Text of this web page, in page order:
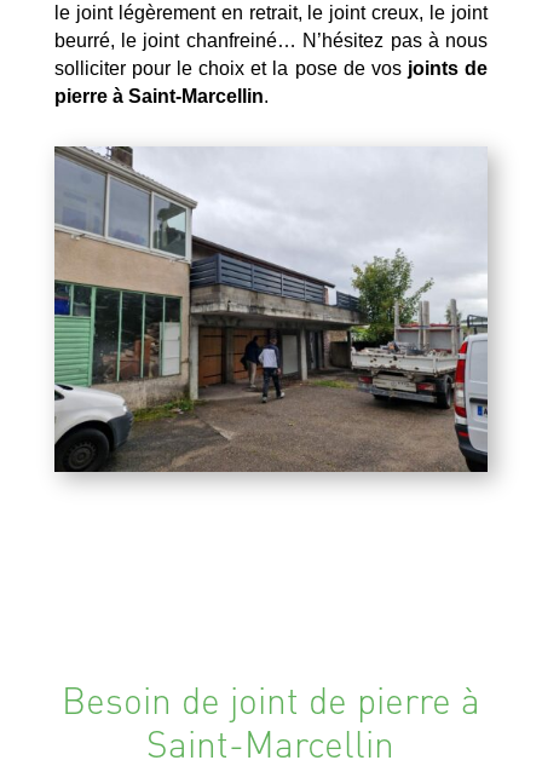
le joint légèrement en retrait, le joint creux, le joint
beurré, le joint chanfreiné… N’hésitez pas à nous
solliciter pour le choix et la pose de vos joints de
pierre à Saint-Marcellin.
Besoin de joint de pierre à
Saint-Marcellin